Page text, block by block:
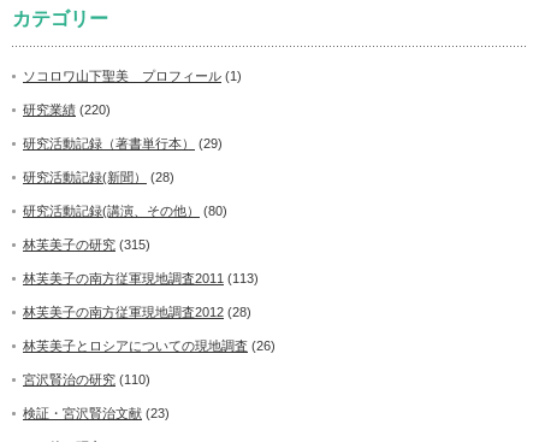
カテゴリー
ソコロワ山下聖美 プロフィール (1)
研究業績 (220)
研究活動記録（著書単行本） (29)
研究活動記録(新聞） (28)
研究活動記録(講演、その他） (80)
林芙美子の研究 (315)
林芙美子の南方従軍現地調査2011 (113)
林芙美子の南方従軍現地調査2012 (28)
林芙美子とロシアについての現地調査 (26)
宮沢賢治の研究 (110)
検証・宮沢賢治文献 (23)